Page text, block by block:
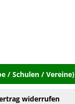
/ Schulen / Vereine)
widerrufen